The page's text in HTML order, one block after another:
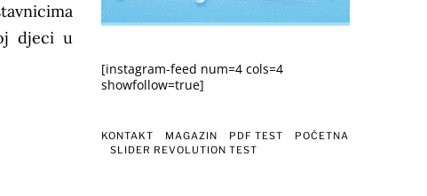
djeci u
[instagram-feed num=4 cols=4
showfollow=true]
KONTAKT MAGAZIN PDF TEST
POČETNA
SLIDER REVOLUTION TEST